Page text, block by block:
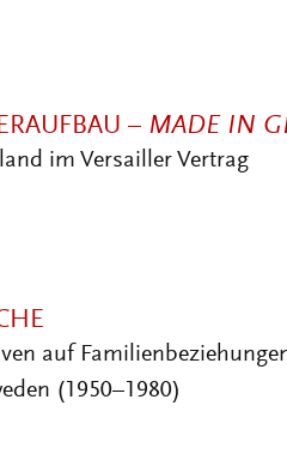
– MADE IN
im Versailler Vertrag
auf
(1950–1980)